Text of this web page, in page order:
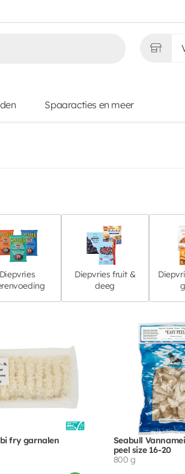
Spaaracties en meer
Diepvries
Diepvries fruit &
deeg
fry garnalen
Seabull
peel size 16-20
800 g